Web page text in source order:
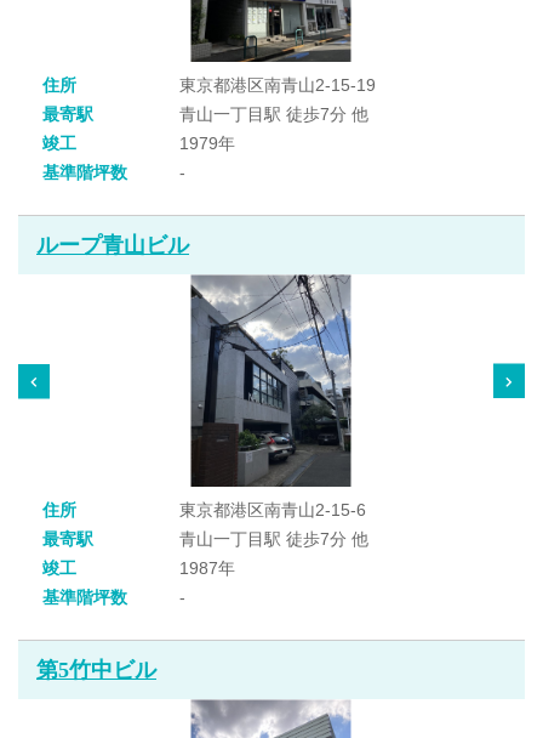
住所
東京都港区南青山2-15-19
最寄駅
青山一丁目駅 徒歩7分 他
竣工
1979年
基準階坪数
-
ループ青山ビル
住所
東京都港区南青山2-15-6
最寄駅
青山一丁目駅 徒歩7分 他
竣工
1987年
基準階坪数
-
第5竹中ビル